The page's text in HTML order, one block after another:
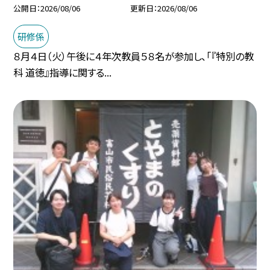
公開日 2026/08/06 更新日 2026/08/06
研修係
８月４日（火）午後に４年次教員５８名が参加し、「『特別の教
科 道徳』指導に関する...